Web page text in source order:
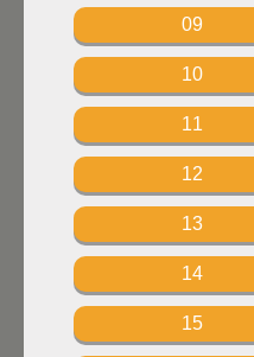
09
10
11
12
13
14
15